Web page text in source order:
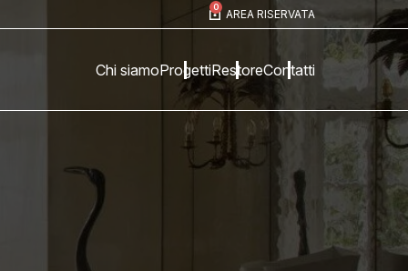
0
AREA RISERVATA
Chi siamoProgettiRestoreContatti